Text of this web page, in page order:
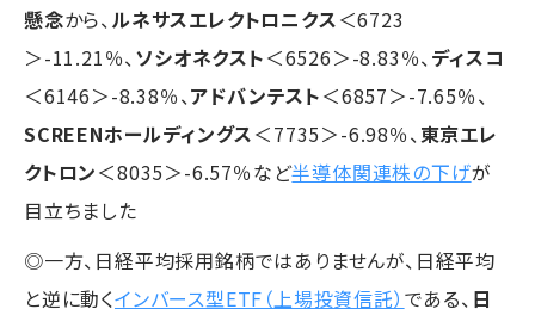
懸念から、ルネサスエレクトロニクス＜6723
＞-11.21％、ソシオネクスト＜6526＞-8.83％、ディスコ
＜6146＞-8.38％、アドバンテスト＜6857＞-7.65％、
SCREENホールディングス＜7735＞-6.98％、東京エレ
クトロン＜8035＞-6.57％など半導体関連株の下げが
目立ちました
◎一方、日経平均採用銘柄ではありませんが、日経平均
と逆に動くインバース型ETF（上場投資信託） である、 日